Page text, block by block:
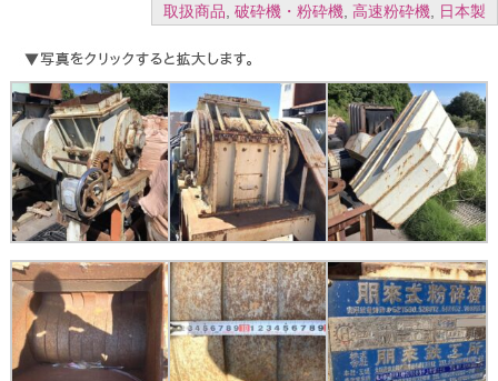
取扱商品, 破砕機・粉砕機, 高速粉砕機, 日本製